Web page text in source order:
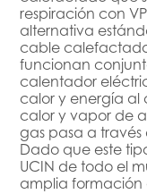
respiración con
alternativa
cable
funcionan
calentador
calor y energía
calor y vapor de
gas pasa a
Dado que este
UCIN de todo el
amplia formación